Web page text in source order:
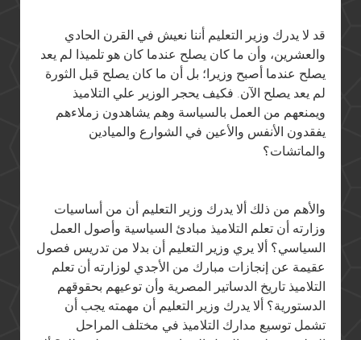
قد لا يدرك وزير التعليم أننا نعيش في القرن الحادي
والعشرين، وأن ما كان يصلح عندما كان هو تلميذا لم يعد
يصلح عندما أصبح وزيرا؛ بل أن ما كان يصلح قبل الثورة
لم يعد يصلح الآن. فكيف يحجر الوزير علي التلاميذ
ويمنعهم من العمل بالسياسة وهم يشاهدون زملاءهم
يفقدون الأنفس والأعين في الشوارع والميادين
والماتشات؟
والأهم من ذلك ألا يدرك وزير التعليم أن من أساسيات
وزارته أن تعلم التلاميذ مبادئ السياسية وأصول العمل
السياسي؟ ألا يري وزير التعليم أن بدلا من تدريس فصول
عقيمة عن إنجازات مبارك من الأجدي لوزارته أن تعلم
التلاميذ تاريخ الدساتير المصرية وأن توعيهم بحقوقهم
الدستورية؟ ألا يدرك وزير التعليم أن مهمته يجب أن
تشمل توسيع مدارك التلاميذ في مختلف المراحل